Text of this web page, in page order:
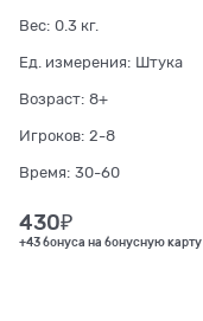
Вес: 0.3 кг.
Ед. измерения: Штука
Возраст: 8+
Игроков: 2-8
Время: 30-60
430₽
+43 бонуса на бонусную карту